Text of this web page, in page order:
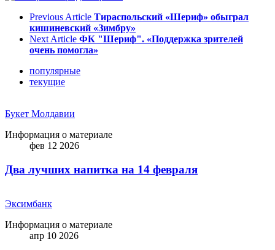
Previous Article Тираспольский «Шериф» обыграл
кишиневский «Зимбру»
Next Article ФК "Шериф". «Поддержка зрителей
очень помогла»
популярные
текущие
Букет Молдавии
Информация о материале
фев 12 2026
Два лучших напитка на 14 февраля
Эксимбанк
Информация о материале
апр 10 2026